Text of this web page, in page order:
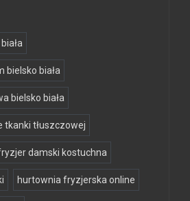
bielsko biała
bielsko biała
tkanki tłuszczowej
damski kostuchna
hurtownia fryzjerska online